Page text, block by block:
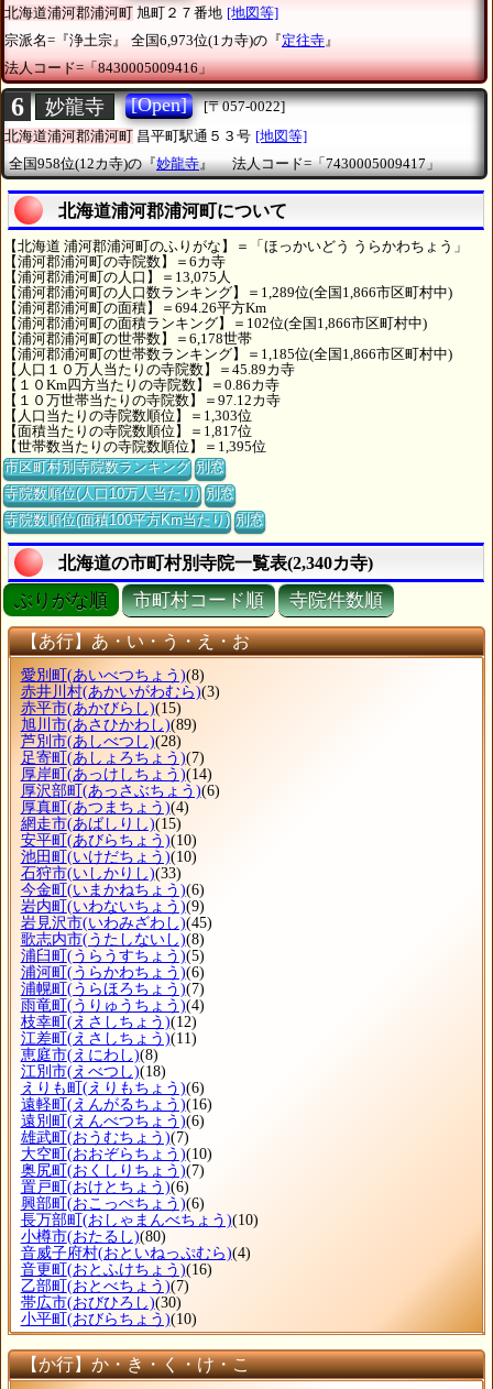
北海道浦河郡浦河町 旭町２７番地 [地図等]
宗派名=『浄土宗』
全国6,973位(1カ寺)の『定往寺』
法人コード=「8430005009416」
6 妙龍寺 [Open]
[〒057-0022]
北海道浦河郡浦河町 昌平町駅通５３号 [地図等]
全国958位(12カ寺)の『妙龍寺』 法人コード=「7430005009417」
北海道浦河郡浦河町について
【北海道 浦河郡浦河町のふりがな】＝「ほっかいどう うらかわちょう」
【浦河郡浦河町の寺院数】＝6カ寺
【浦河郡浦河町の人口】＝13,075人
【浦河郡浦河町の人口数ランキング】＝1,289位(全国1,866市区町村中)
【浦河郡浦河町の面積】＝694.26平方Km
【浦河郡浦河町の面積ランキング】＝102位(全国1,866市区町村中)
【浦河郡浦河町の世帯数】＝6,178世帯
【浦河郡浦河町の世帯数ランキング】＝1,185位(全国1,866市区町村中)
【人口１０万人当たりの寺院数】＝45.89カ寺
【１０Km四方当たりの寺院数】＝0.86カ寺
【１０万世帯当たりの寺院数】＝97.12カ寺
【人口当たりの寺院数順位】＝1,303位
【面積当たりの寺院数順位】＝1,817位
【世帯数当たりの寺院数順位】＝1,395位
市区町村別寺院数ランキング 別窓
寺院数順位(人口10万人当たり) 別窓
寺院数順位(面積100平方Km当たり) 別窓
北海道の市町村別寺院一覧表(2,340カ寺)
ぶりがな順 市町村コード順 寺院件数順
【あ行】あ・い・う・え・お
愛別町 (あいべつちょう)(8)
赤井川村(あかいがわむら)(3)
赤平市(あかびらし)(15)
旭川市(あさひかわし)(89)
芦別市(あしべつし)(28)
足寄町 (あしょろちょう)(7)
厚岸町 (あっけしちょう)(14)
厚沢部町 (あっさぶちょう)(6)
厚真町 (あつまちょう)(4)
網走市(あばしりし)(15)
安平町 (あびらちょう)(10)
池田町 (いけだちょう)(10)
石狩市(いしかりし)(33)
今金町 (いまかねちょう)(6)
岩内町 (いわないちょう)(9)
岩見沢市(いわみざわし)(45)
歌志内市(うたしないし)(8)
浦臼町 (うらうすちょう)(5)
浦河町 (うらかわちょう)(6)
浦幌町 (うらほろちょう)(7)
雨竜町 (うりゅうちょう)(4)
枝幸町 (えさしちょう)(12)
江差町 (えさしちょう)(11)
恵庭市(えにわし)(8)
江別市(えべつし)(18)
えりも町 (えりもちょう)(6)
遠軽町 (えんがるちょう)(16)
遠別町 (えんべつちょう)(6)
雄武町 (おうむちょう)(7)
大空町 (おおぞらちょう)(10)
奥尻町 (おくしりちょう)(7)
置戸町 (おけとちょう)(6)
興部町 (おこっぺちょう)(6)
長万部町 (おしゃまんべちょう)(10)
小樽市(おたるし)(80)
音威子府村(おといねっぷむら)(4)
音更町 (おとふけちょう)(16)
乙部町 (おとべちょう)(7)
帯広市(おびひろし)(30)
小平町 (おびらちょう)(10)
【か行】か・き・く・け・こ